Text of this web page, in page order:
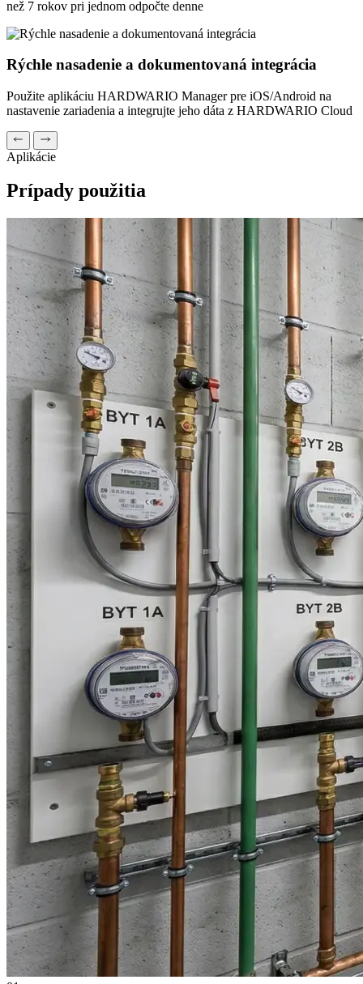
než 7 rokov pri jednom odpočte denne
Rýchle nasadenie a dokumentovaná integrácia
Použite aplikáciu HARDWARIO Manager pre iOS/Android na
nastavenie zariadenia a integrujte jeho dáta z HARDWARIO Cloud
Aplikácie
Prípady použitia